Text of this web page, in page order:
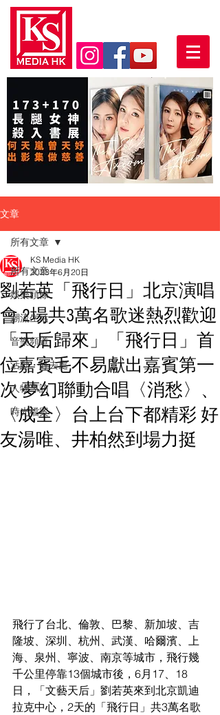
文章
所有文章
娛樂頭條
潮流生活
音樂頻道
活動・好去處
人物專訪
時光檔案
所有文章
劉若英「飛行日」北京演唱
會 2場共3萬名歌迷熱烈歡迎
「天后歸來」「飛行日」首
位嘉賓毛不易獻出嘉賓第一
次 夢幻聯動合唱〈消愁〉、
〈成全〉台上台下都精彩 好
友湯唯、井柏然到場力挺
KS Media HK
2023年6月20日
飛行了台北、倫敦、巴黎、新加坡、吉
隆坡、深圳、杭州、武漢、哈爾濱、上
海、泉州、寧波、南京等城市，飛行幾
千公里停靠13個城市後，6月17、18
日，「文藝天后」劉若英來到北京凱迪
拉克中心，2天的「飛行日」共3萬名歌